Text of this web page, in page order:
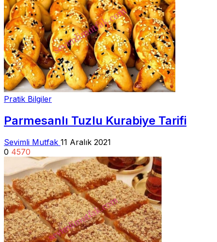
Pratik Bilgiler
Parmesanlı Tuzlu Kurabiye Tarifi
Sevimli Mutfak 11 Aralık 2021
0 4570